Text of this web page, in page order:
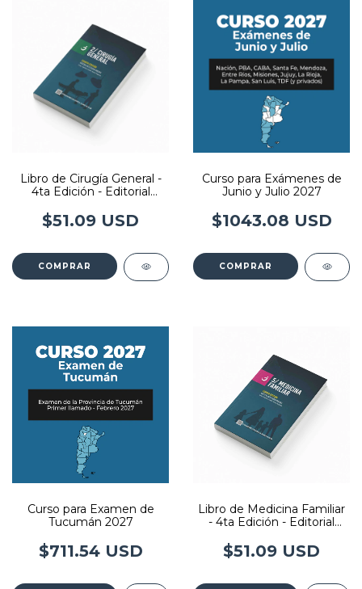
Libro de Cirugía General -
4ta Edición - Editorial
$51.09 USD
COMPRAR
Curso para Exámenes de
Junio y Julio 2027
$1043.08 USD
COMPRAR
Curso para Examen de
Tucumán 2027
$711.54 USD
Libro de Medicina Familiar
- 4ta Edición - Editorial
$51.09 USD